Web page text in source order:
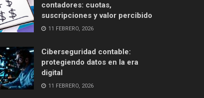
contadores: cuotas,
suscripciones y valor percibido
11 FEBRERO, 2026
Ciberseguridad contable:
protegiendo datos en la era
digital
11 FEBRERO, 2026